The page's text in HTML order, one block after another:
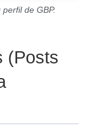
de GBP.
(Posts